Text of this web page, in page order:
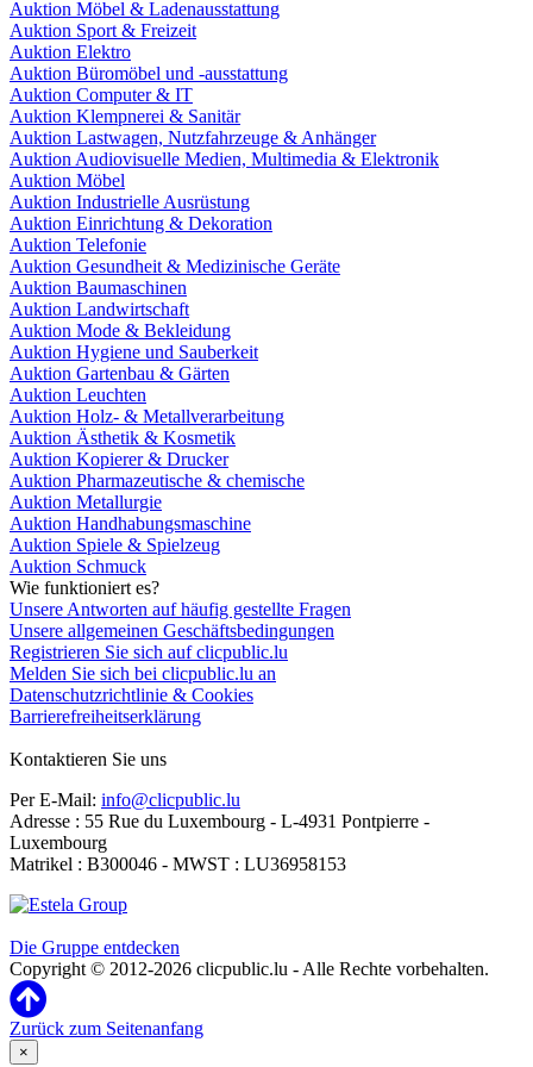
Auktion Möbel & Ladenausstattung
Auktion Sport & Freizeit
Auktion Elektro
Auktion Büromöbel und -ausstattung
Auktion Computer & IT
Auktion Klempnerei & Sanitär
Auktion Lastwagen, Nutzfahrzeuge & Anhänger
Auktion Audiovisuelle Medien, Multimedia & Elektronik
Auktion Möbel
Auktion Industrielle Ausrüstung
Auktion Einrichtung & Dekoration
Auktion Telefonie
Auktion Gesundheit & Medizinische Geräte
Auktion Baumaschinen
Auktion Landwirtschaft
Auktion Mode & Bekleidung
Auktion Hygiene und Sauberkeit
Auktion Gartenbau & Gärten
Auktion Leuchten
Auktion Holz- & Metallverarbeitung
Auktion Ästhetik & Kosmetik
Auktion Kopierer & Drucker
Auktion Pharmazeutische & chemische
Auktion Metallurgie
Auktion Handhabungsmaschine
Auktion Spiele & Spielzeug
Auktion Schmuck
Wie funktioniert es?
Unsere Antworten auf häufig gestellte Fragen
Unsere allgemeinen Geschäftsbedingungen
Registrieren Sie sich auf clicpublic.lu
Melden Sie sich bei clicpublic.lu an
Datenschutzrichtlinie & Cookies
Barrierefreiheitserklärung
Kontaktieren Sie uns
Per E-Mail: info@clicpublic.lu
Adresse : 55 Rue du Luxembourg - L-4931 Pontpierre -
Luxembourg
Matrikel : B300046 - MWST : LU36958153
Die Gruppe entdecken
Copyright © 2012-2026 clicpublic.lu - Alle Rechte vorbehalten.
Zurück zum Seitenanfang
×